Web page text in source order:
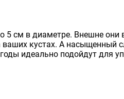
5 см в диаметре. Внешне они
кустах. А насыщенный
идеально подойдут для